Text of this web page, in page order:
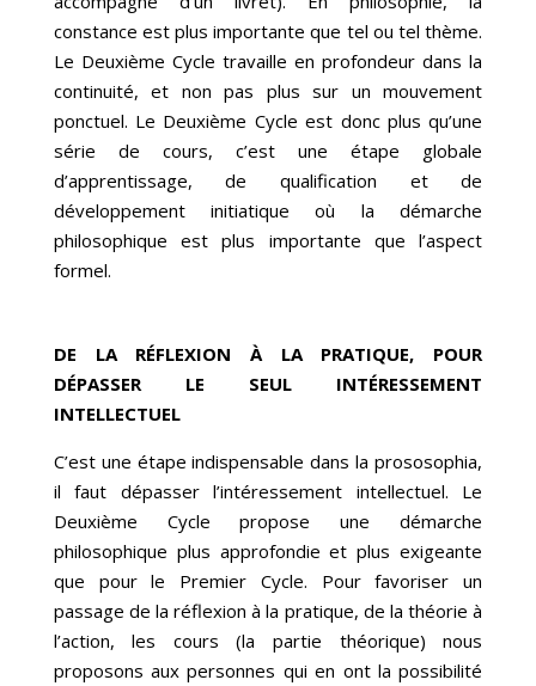
constance est plus importante que tel ou tel thème.
Le Deuxième Cycle travaille en profondeur dans la
continuité, et non pas plus sur un mouvement
ponctuel. Le Deuxième Cycle est donc plus qu’une
série de cours, c’est une étape globale
d’apprentissage, de qualification et de
développement initiatique où la démarche
philosophique est plus importante que l’aspect
formel.
DE LA RÉFLEXION À LA PRATIQUE, POUR
DÉPASSER LE SEUL INTÉRESSEMENT
INTELLECTUEL
C’est une étape indispensable dans la prososophia,
il faut dépasser l’intéressement intellectuel. Le
Deuxième Cycle propose une démarche
philosophique plus approfondie et plus exigeante
que pour le Premier Cycle. Pour favoriser un
passage de la réflexion à la pratique, de la théorie à
l’action, les cours (la partie théorique) nous
proposons aux personnes qui en ont la possibilité